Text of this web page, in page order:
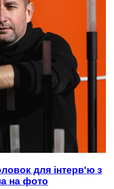
для інтерв'ю з
на фото